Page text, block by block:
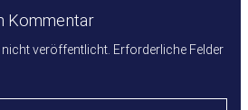
Kommentar
nicht veröffentlicht. Erforderliche Felder